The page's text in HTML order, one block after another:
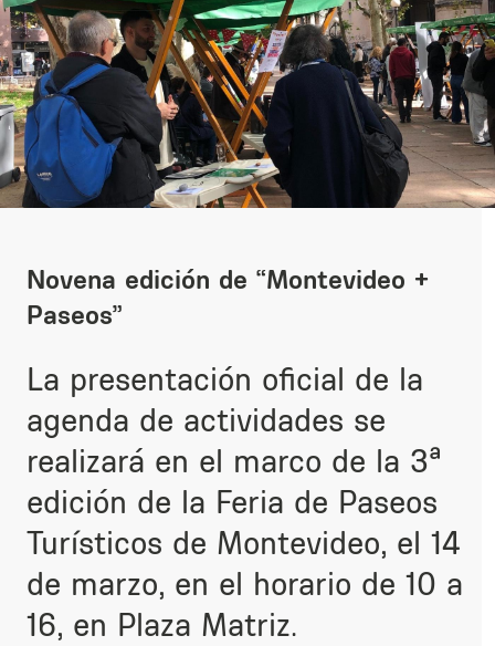
Novena edición de “Montevideo +
Paseos”
La presentación oficial de la
agenda de actividades se
realizará en el marco de la 3ª
edición de la Feria de Paseos
Turísticos de Montevideo, el 14
de marzo, en el horario de 10 a
16, en Plaza Matriz.